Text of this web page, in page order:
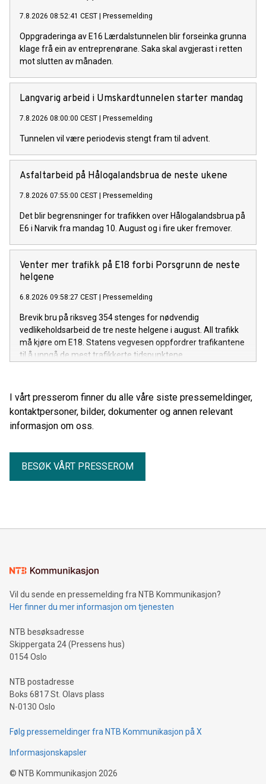
7.8.2026 08:52:41 CEST Pressemelding
Oppgraderinga av E16 Lærdalstunnelen blir forseinka grunna
klage frå ein av entreprenørane. Saka skal avgjerast i retten
mot slutten av månaden.
Langvarig arbeid i Umskardtunnelen starter mandag
7.8.2026 08:00:00 CEST Pressemelding
Tunnelen vil være periodevis stengt fram til advent.
Asfaltarbeid på Hålogalandsbrua de neste ukene
7.8.2026 07:55:00 CEST Pressemelding
Det blir begrensninger for trafikken over Hålogalandsbrua på
E6 i Narvik fra mandag 10. August og i fire uker fremover.
Venter mer trafikk på E18 forbi Porsgrunn de neste
helgene
6.8.2026 09:58:27 CEST Pressemelding
Brevik bru på riksveg 354 stenges for nødvendig
vedlikeholdsarbeid de tre neste helgene i august. All trafikk
må kjøre om E18. Statens vegvesen oppfordrer trafikantene
til å unngå de mest trafikkerte tidspunktene.
I vårt presserom finner du alle våre siste pressemeldinger,
kontaktpersoner, bilder, dokumenter og annen relevant
informasjon om oss.
BESØK VÅRT PRESSEROM
Vil du sende en pressemelding fra NTB Kommunikasjon?
Her finner du mer informasjon om tjenesten
NTB besøksadresse
Skippergata 24 (Pressens hus)
0154 Oslo
NTB postadresse
Boks 6817 St. Olavs plass
N-0130 Oslo
Følg pressemeldinger fra NTB Kommunikasjon på X
Informasjonskapsler
© NTB Kommunikasjon 2026